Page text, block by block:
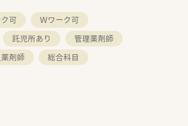
可
Ｗワーク可
託児所あり
管理薬剤師
剤師
総合科目